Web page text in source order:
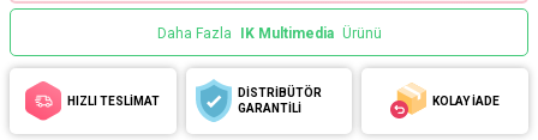
Daha Fazla IK Multimedia Ürünü
HIZLI TESLİMAT
DİSTRİBÜTÖR
GARANTİLİ
KOLAY İADE